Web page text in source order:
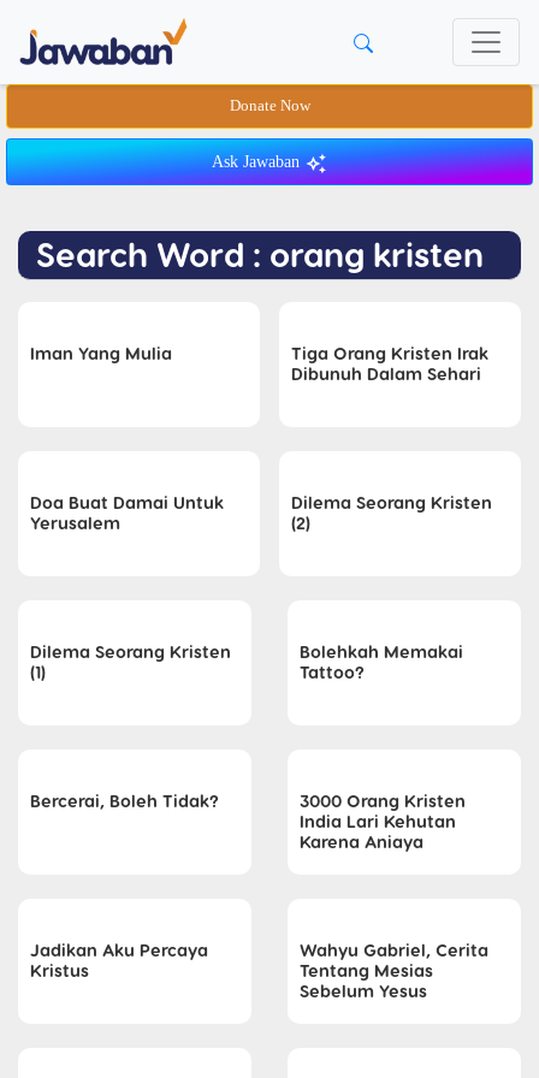
Donate Now
Ask Jawaban
Search Word : orang kristen
Iman Yang Mulia
Tiga Orang Kristen Irak
Dibunuh Dalam Sehari
Doa Buat Damai Untuk
Yerusalem
Dilema Seorang Kristen
(2)
Dilema Seorang Kristen
(1)
Bolehkah Memakai
Tattoo?
Bercerai, Boleh Tidak?
3000 Orang Kristen
India Lari Kehutan
Karena Aniaya
Jadikan Aku Percaya
Kristus
Wahyu Gabriel, Cerita
Tentang Mesias
Sebelum Yesus